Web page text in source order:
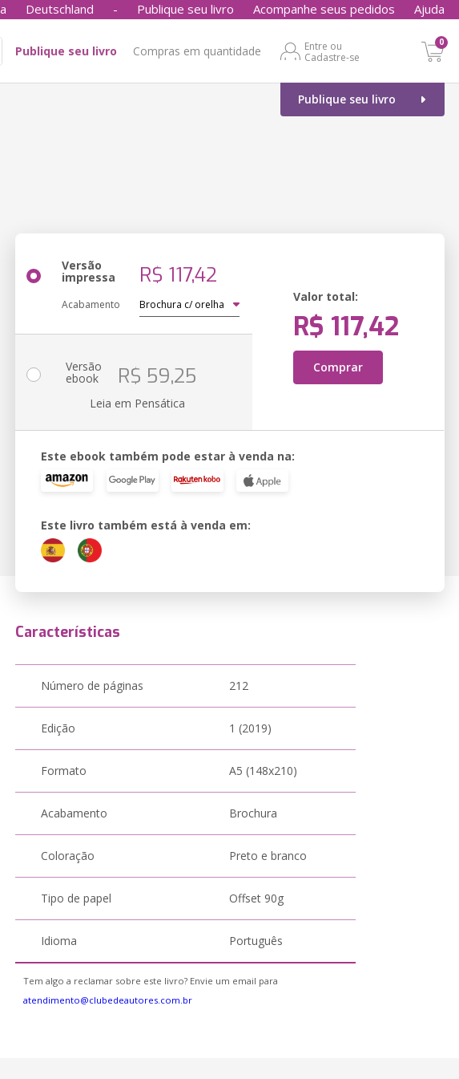
Deutschland - Publique seu livro Acompanhe seus pedidos Ajuda
Publique seu livro Compras em quantidade
Entre ou
Cadastre-se
0
Publique seu livro
Versão
impressa R$ 117,42
Acabamento
Valor total:
R$ 117,42
Comprar
Versão
ebook R$ 59,25
Leia em Pensática
Este ebook também pode estar à venda na:
Este livro também está à venda em:
Características
Número de páginas 212
Edição 1 (2019)
Formato A5 (148x210)
Acabamento Brochura
Coloração Preto e branco
Tipo de papel Offset 90g
Idioma Português
Tem algo a reclamar sobre este livro? Envie um email para
atendimento@clubedeautores.com.br